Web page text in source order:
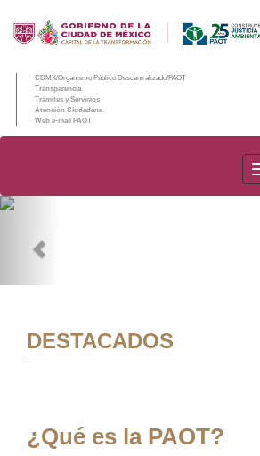
CDMX/Organismo Público Descentralizado/PAOT
Transparencia
Trámites y Servicios
Atención Ciudadana
Web e-mail PAOT
DESTACADOS
¿Qué es la PAOT?